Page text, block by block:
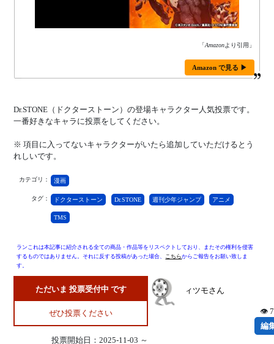
「Amazonより引用」
Amazon で見る ▶
Dr.STONE（ドクターストーン）の登場キャラクター人気投票です。
一番好きなキャラに投票をしてください。
※ 項目に入ってないキャラクターがいたら追加していただけるとう
れしいです。
カテゴリ： 漫画
タグ： ドクターストーン Dr.STONE 週刊少年ジャンプ アニメ
TMS
ランこれは本記事に紹介される全ての商品・作品等をリスペクトしており、またその権利を侵害
するものではありません。それに反する投稿があった場合、 こちらからご報告をお願い致しま
す。
ただいま 投票受付中 です
ぜひ投票ください
投票開始日：2025-11-03 ～
ィツモさん
👁
編